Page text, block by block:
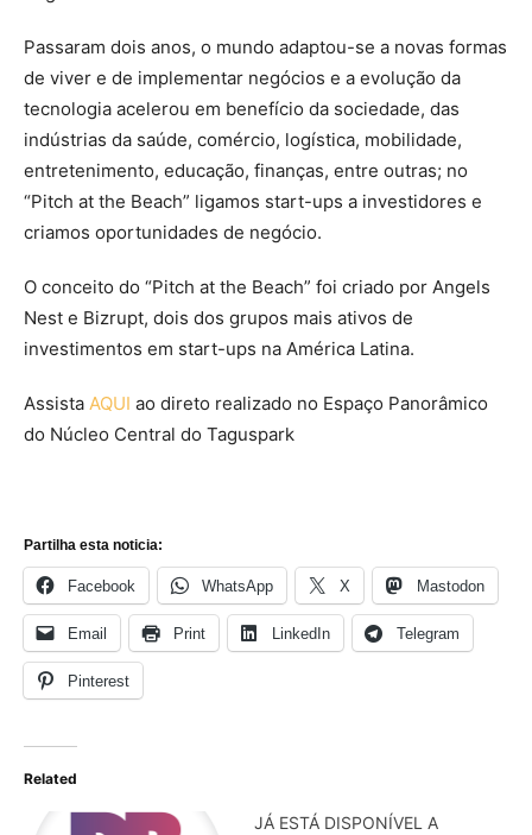
Passaram dois anos, o mundo adaptou-se a novas formas
de viver e de implementar negócios e a evolução da
tecnologia acelerou em benefício da sociedade, das
indústrias da saúde, comércio, logística, mobilidade,
entretenimento, educação, finanças, entre outras; no
“Pitch at the Beach” ligamos start-ups a investidores e
criamos oportunidades de negócio.
O conceito do “Pitch at the Beach” foi criado por Angels
Nest e Bizrupt, dois dos grupos mais ativos de
investimentos em start-ups na América Latina.
Assista AQUI ao direto realizado no Espaço Panorâmico
do Núcleo Central do Taguspark
Partilha esta noticia:
Facebook WhatsApp X Mastodon
Email Print LinkedIn Telegram
Pinterest
Related
JÁ ESTÁ DISPONÍVEL A